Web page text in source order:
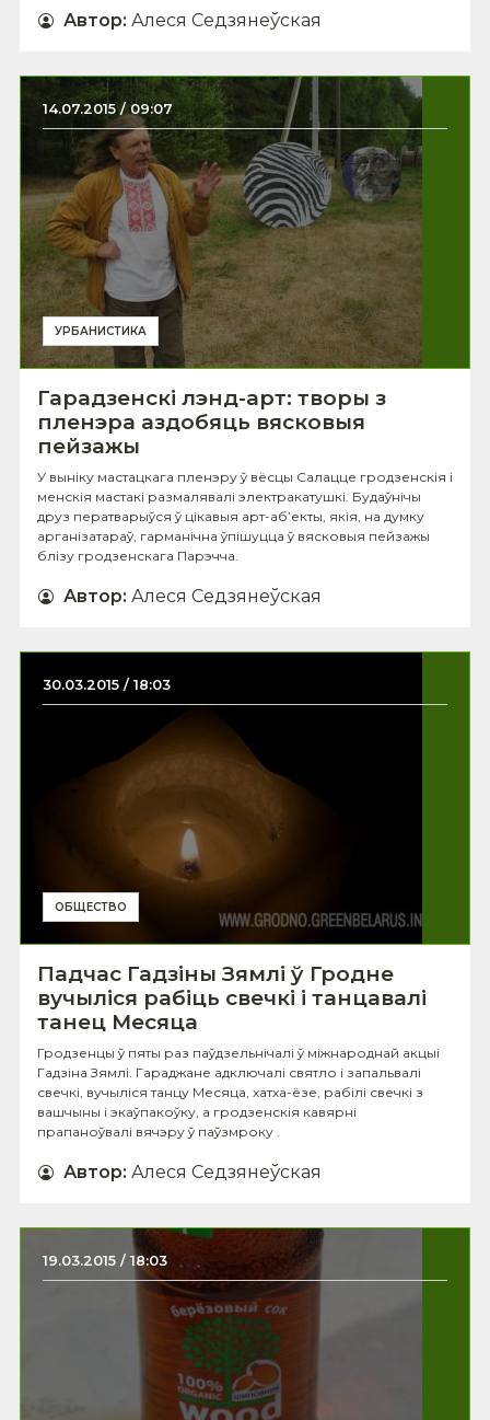
Автор: Алеся Седзянеўская
14.07.2015 / 09:07
УРБАНИСТИКА
Гарадзенскі лэнд-арт: творы з
пленэра аздобяць вясковыя
пейзажы
У выніку мастацкага пленэру ў вёсцы Салацце гродзенскія і
менскія мастакі размалявалі электракатушкі. Будаўнічы
друз ператварыўся ў цікавыя арт-аб’екты, якія, на думку
арганізатараў, гарманічна ўпішуцца ў вясковыя пейзажы
блізу гродзенскага Парэчча.
Автор: Алеся Седзянеўская
30.03.2015 / 18:03
ОБЩЕСТВО
Падчас Гадзіны Зямлі ў Гродне
вучыліся рабіць свечкі і танцавалі
танец Месяца
Гродзенцы ў пяты раз паўдзельнічалі ў міжнароднай акцыі
Гадзіна Зямлі. Гараджане адключалі святло і запальвалі
свечкі, вучыліся танцу Месяца, хатха-ёзе, рабілі свечкі з
вашчыны і экаўпакоўку, а гродзенскія кавярні
прапаноўвалі вячэру ў паўзмроку .
Автор: Алеся Седзянеўская
19.03.2015 / 18:03